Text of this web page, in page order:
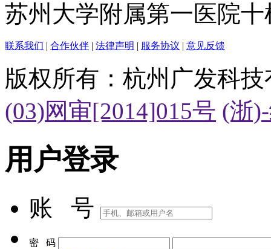
苏州大学附属第一医院
联系我们 | 合作伙伴 | 法律声明 | 服务协议 | 意见反馈
版权所有：杭州广发科
(03)网审[2014]015号 (浙
用户登录
账 号
密 码